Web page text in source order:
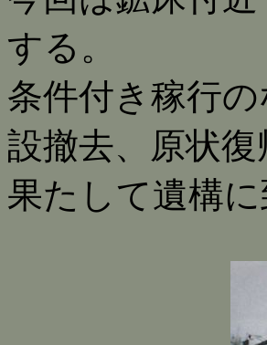
する。
条件付き稼行
設撤去、原状
果たして遺構